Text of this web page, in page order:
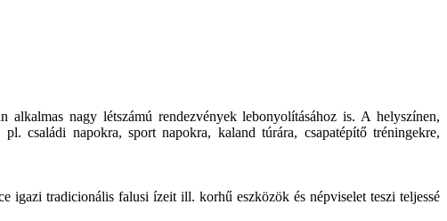
nagy létszámú rendezvények lebonyolításához is. A helyszínen,
családi napokra, sport napokra, kaland túrára, csapatépítő tréningekre,
igazi tradicionális falusi ízeit ill. korhű eszközök és népviselet teszi teljessé